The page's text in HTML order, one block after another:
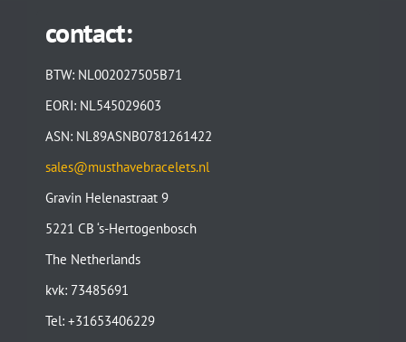
contact:
BTW: NL002027505B71
EORI: NL545029603
ASN: NL89ASNB0781261422
sales@musthavebracelets.nl
Gravin Helenastraat 9
5221 CB ‘s-Hertogenbosch
The Netherlands
kvk: 73485691
Tel: +31653406229